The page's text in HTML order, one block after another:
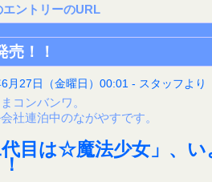
エントリーのURL
売！！
月27日（金曜日）00:01 - スタッフより
コンバンワ。
社連泊中のながやすです。
代目は☆魔法少女」、